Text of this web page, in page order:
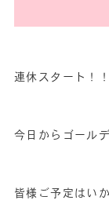
連休スタート！！
今日からゴール
皆様ご予定はい